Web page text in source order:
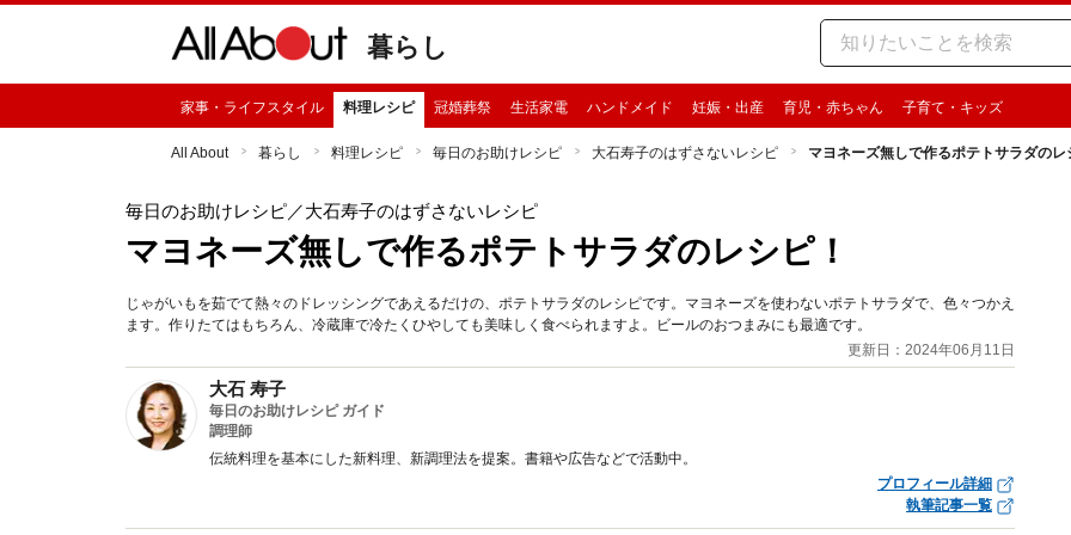
暮らし
家事・ライフスタイル 料理レシピ 冠婚葬祭 生活家電 ハンドメイド 妊娠・出産 育児・赤ちゃん 子育て・キッズ
All About 暮らし 料理レシピ 毎日のお助けレシピ 大石寿子のはずさないレシピ マヨネーズ無しで作るポテトサラダのレ
毎日のお助けレシピ／大石寿子のはずさないレシピ
マヨネーズ無しで作るポテトサラダのレシピ！
じゃがいもを茹でて熱々のドレッシングであえるだけの、ポテトサラダのレシピです。マヨネーズを使わないポテトサラダで、色々つかえ
ます。作りたてはもちろん、冷蔵庫で冷たくひやしても美味しく食べられますよ。ビールのおつまみにも最適です。
更新日：2024年06月11日
大石 寿子
毎日のお助けレシピ ガイド
調理師
伝統料理を基本にした新料理、新調理法を提案。書籍や広告などで活動中。
プロフィール詳細
執筆記事一覧